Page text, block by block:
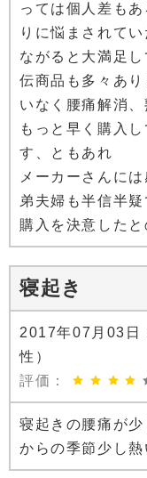
っては個人差も
りに悩まされて
ながると大満足
伝商品も多々あ
いなく腰痛解消、
もっと早く購入
す、ともあれ
メーカーさんに
弟夫婦も半信半
購入を決意したと
寝起き
2017年07月03
性）
評価：
寝起きの腰痛が
からの季節少し熱